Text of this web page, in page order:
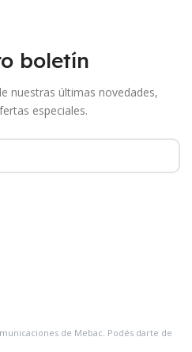
boletín
nuestras últimas novedades,
especiales.
de Mebac. Podés darte de